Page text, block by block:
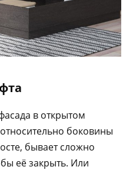
в открытом
относительно боковины
бывает сложно
её закрыть. Или